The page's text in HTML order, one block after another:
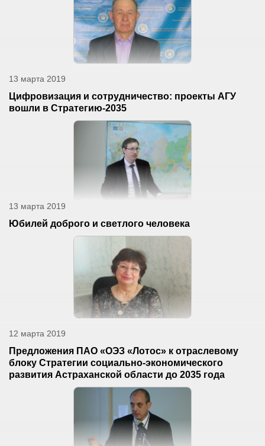
13 марта 2019
Цифровизация и сотрудничество: проекты АГУ
вошли в Стратегию-2035
13 марта 2019
Юбилей доброго и светлого человека
12 марта 2019
Предложения ПАО «ОЭЗ «Лотос» к отраслевому
блоку Стратегии социально-экономического
развития Астраханской области до 2035 года